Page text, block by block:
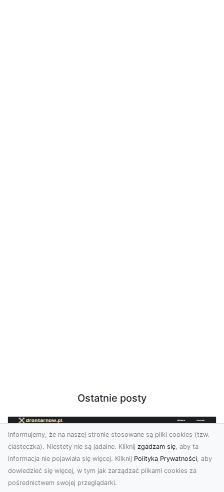
Ostatnie posty
Informujemy, że na naszej stronie stosowane są pliki cookies (tzw.
ciasteczka). Niestety nie są jadalne. Kliknij zgadzam się, aby ta
informacja nie pojawiała się więcej. Kliknij Polityka Prywatności, aby
dowiedzieć się więcej, w tym jak zarządzać plikami cookies za
pośrednictwem swojej przeglądarki.